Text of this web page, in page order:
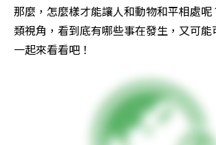
那麼，怎麼樣才能讓人和動物和平相處呢
類視角，看到底有哪些事在發生，又可能
一起來看看吧！